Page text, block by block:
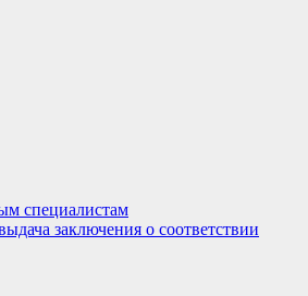
специалистам
заключения о соответствии